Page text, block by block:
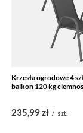
Krzesła ogrodowe 4
balkon 120 kg
235,99 zł / szt.